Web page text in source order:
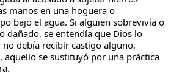
manos en una hoguera o
bajo el agua. Si alguien sobrevivía o
dañado, se entendía que Dios lo
debía recibir castigo alguno.
aquello se sustituyó por una práctica